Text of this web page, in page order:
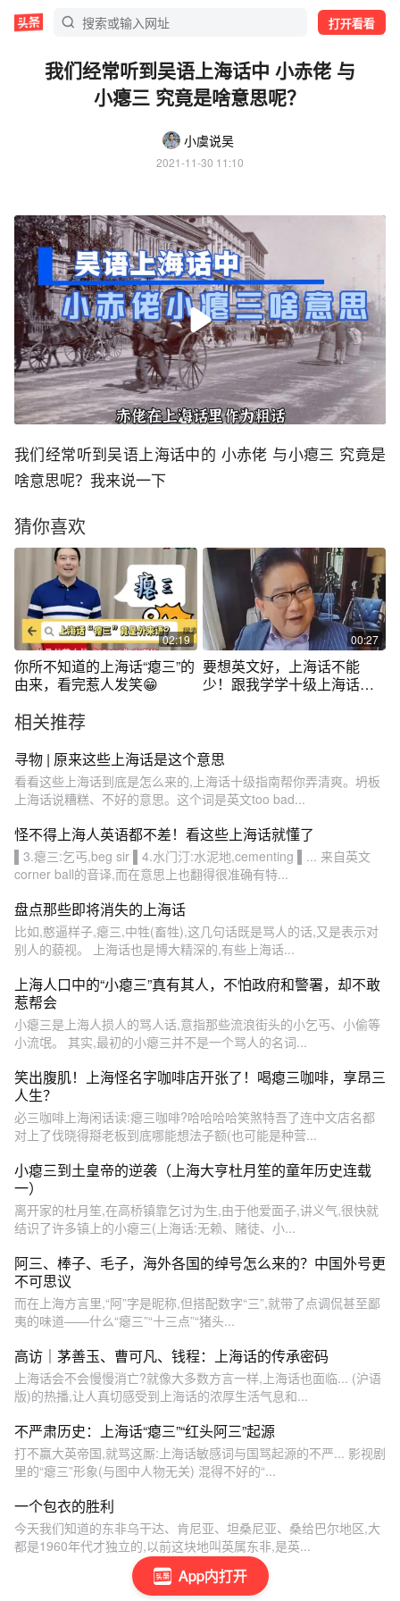
打开看看
App内打开
我们经常听到吴语上海话中 小赤佬 与
小瘪三 究竟是啥意思呢？
小虞说吴
2021-11-30 11:10
我们经常听到吴语上海话中的 小赤佬 与小瘪三 究竟是
啥意思呢？我来说一下
猜你喜欢
02:19
你所不知道的上海话“瘪三”的
由来，看完惹人发笑😁
00:27
要想英文好，上海话不能
少！跟我学学十级上海话吧 #
相关推荐
寻物 | 原来这些上海话是这个意思
看看这些上海话到底是怎么来的,上海话十级指南帮你弄清爽。坍板
上海话说糟糕、不好的意思。这个词是英文too bad...
怪不得上海人英语都不差！看这些上海话就懂了
▌3.瘪三:乞丐,beg sir ▌4.水门汀:水泥地,cementing ▌... 来自英文
corner ball的音译,而在意思上也翻得很准确有特...
盘点那些即将消失的上海话
比如,憨逼样子,瘪三,中牲(畜牲),这几句话既是骂人的话,又是表示对
别人的藐视。 上海话也是博大精深的,有些上海话...
上海人口中的“小瘪三”真有其人，不怕政府和警署，却不敢
惹帮会
小瘪三是上海人损人的骂人话,意指那些流浪街头的小乞丐、小偷等
小流氓。 其实,最初的小瘪三并不是一个骂人的名词...
笑出腹肌！上海怪名字咖啡店开张了！喝瘪三咖啡，享昂三
人生？
必三咖啡上海闲话读:瘪三咖啡?哈哈哈哈笑煞特吾了连中文店名都
对上了伐晓得搿老板到底哪能想法子额(也可能是种营...
小瘪三到土皇帝的逆袭（上海大亨杜月笙的童年历史连载
一）
离开家的杜月笙,在高桥镇靠乞讨为生,由于他爱面子,讲义气,很快就
结识了许多镇上的小瘪三(上海话:无赖、赌徒、小...
阿三、棒子、毛子，海外各国的绰号怎么来的？中国外号更
不可思议
而在上海方言里,“阿”字是昵称,但搭配数字“三”,就带了点调侃甚至鄙
夷的味道——什么“瘪三”“十三点”“猪头...
高访｜茅善玉、曹可凡、钱程：上海话的传承密码
上海话会不会慢慢消亡?就像大多数方言一样,上海话也面临... (沪语
版)的热播,让人真切感受到上海话的浓厚生活气息和...
不严肃历史：上海话“瘪三”“红头阿三”起源
打不赢大英帝国,就骂这厮:上海话敏感词与国骂起源的不严... 影视剧
里的“瘪三”形象(与图中人物无关) 混得不好的“...
一个包衣的胜利
今天我们知道的东非乌干达、肯尼亚、坦桑尼亚、桑给巴尔地区,大
都是1960年代才独立的,以前这块地叫英属东非,是英...